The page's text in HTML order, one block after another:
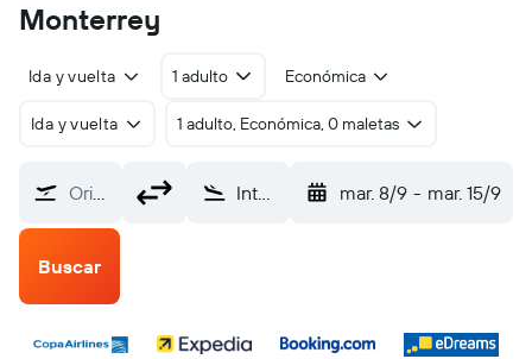
Monterrey
Ida y vuelta 1 adulto Económica
Ida y vuelta 1 adulto, Económica, 0 maletas
Origen Internacional de Monterrey (MTY) mar. 8/9 - mar. 15/9
Buscar